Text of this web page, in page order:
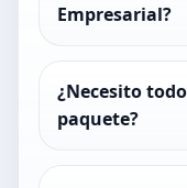
Empresarial?
¿Necesito
paquete?